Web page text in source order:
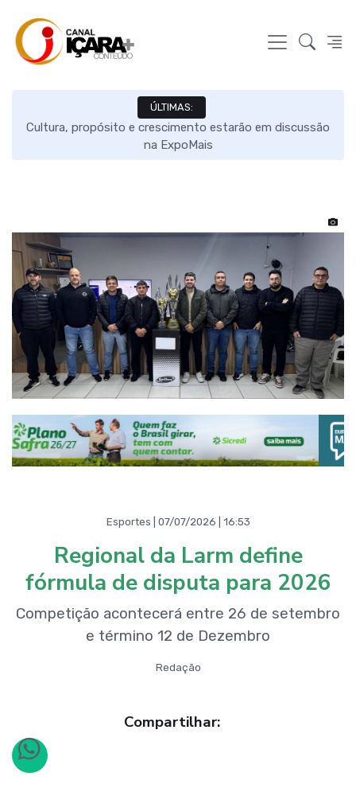
ÚLTIMAS:
Cultura, propósito e crescimento estarão em discussão
na ExpoMais
Esportes | 07/07/2026 | 16:53
Regional da Larm define
fórmula de disputa para 2026
Competição acontecerá entre 26 de setembro
e término 12 de Dezembro
Redação
Compartilhar: